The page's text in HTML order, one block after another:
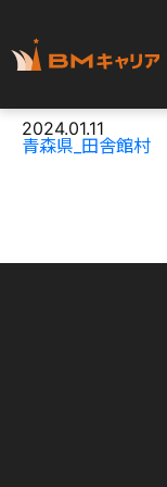
2024.01.11
青森県_田舎館村